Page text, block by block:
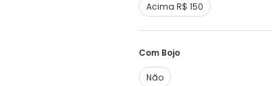
Acima R$ 150
Com Bojo
Não